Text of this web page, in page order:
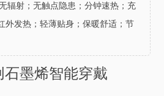
辐射；无触点隐患；分钟速热；充
外发热；轻薄贴身；保暖舒适；节
石墨烯智能穿戴